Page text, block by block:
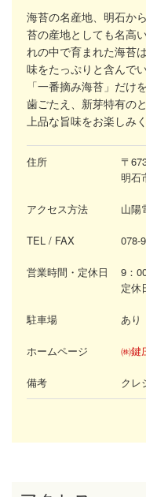
海苔の名産地、明石か
苔の産地としても名高
れの中で育まれた海苔
味をたっぷりと含んで
「一番摘み海苔」だけ
歯ごたえ、新芽特有の
上品な旨味をお楽しみ
住所
〒
明石
アクセス方法 山陽
TEL / FAX 078-
営業時間・定休日
9：
定休
駐車場 あり
ホームページ ㈱鍵
備考 クレ